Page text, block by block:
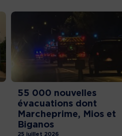
55 000 nouvelles
évacuations dont
Marcheprime, Mios et
Biganos
25 juillet 2026